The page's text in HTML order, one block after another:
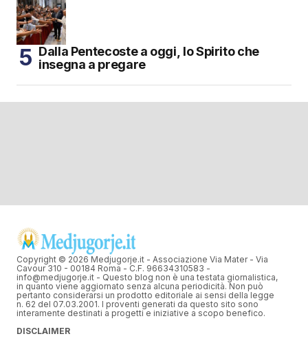
Dalla Pentecoste a oggi, lo Spirito che
insegna a pregare
Copyright © 2026 Medjugorje.it - Associazione Via Mater - Via
Cavour 310 - 00184 Roma - C.F. 96634310583 -
info@medjugorje.it - Questo blog non è una testata giornalistica,
in quanto viene aggiornato senza alcuna periodicità. Non può
pertanto considerarsi un prodotto editoriale ai sensi della legge
n. 62 del 07.03.2001. I proventi generati da questo sito sono
interamente destinati a progetti e iniziative a scopo benefico.
DISCLAIMER